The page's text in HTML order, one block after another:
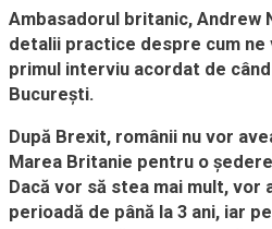
Ambasadorul britanic, Andrew
detalii practice despre cum ne
primul interviu acordat de
Bucureşti.
După Brexit, românii nu vor
Marea Britanie pentru o
Dacă vor să stea mai mult, vor
perioadă de până la 3 ani, iar